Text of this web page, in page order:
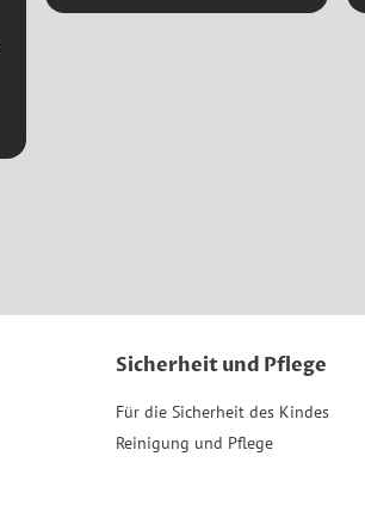
Sicherheit und Pflege
Für die Sicherheit des Kindes
Reinigung und Pflege